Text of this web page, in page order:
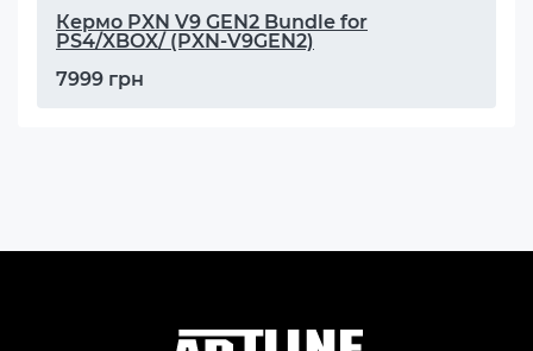
Кермо PXN V9 GEN2 Bundle for
PS4/XBOX/ (PXN-V9GEN2)
7999 грн